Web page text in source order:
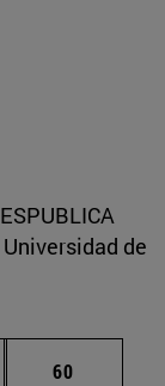
de
intermedias
Página
60